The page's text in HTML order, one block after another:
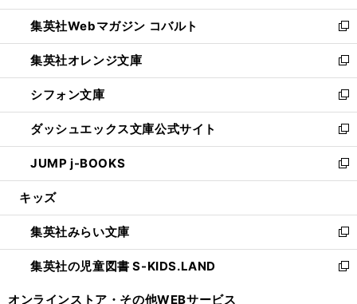
開
く
ウ
で
開
く
ン
ド
ウ
で
開
く
ウ
ィ
ン
ド
ウ
で
開
く
集英社Webマガジン コバルト
新
し
い
ウ
ィ
ン
ド
ウ
で
開
集英社オレンジ文庫
新
し
い
ウ
ィ
ン
ド
ウ
開
く
シフォン文庫
新
し
い
ウ
ィ
ン
ウ
で
開
く
ダッシュエックス文庫公式サイト
新
し
い
ウ
ン
ド
ウ
で
JUMP j-BOOKS
新
し
ウ
ィ
ン
ド
キッズ
集英社みらい文庫
新
し
い
集英社の児童図書 S-KIDS.LAND
新
オンラインストア・ その他WEBサービス